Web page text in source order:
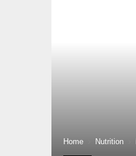
Home Nutrition